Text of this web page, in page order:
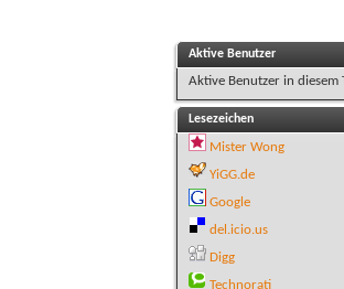
Aktive Benutzer
Aktive Benutzer in diesem
Lesezeichen
Mister Wong
YiGG.de
Google
del.icio.us
Digg
Technorati